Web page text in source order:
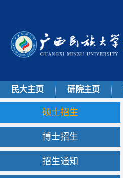
民大主页 研院主页
硕士招生
博士招生
招生通知